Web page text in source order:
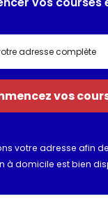
ligne
vos
votre adresse afin
à domicile est bien